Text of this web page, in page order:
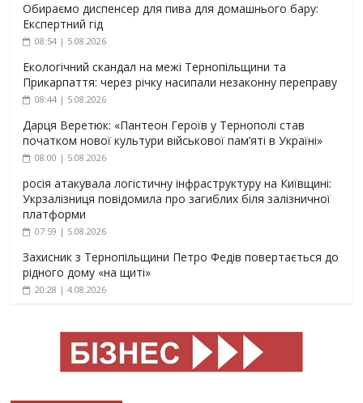
Обираємо диспенсер для пива для домашнього бару:
Експертний гід
08:54 | 5.08.2026
Екологічний скандал на межі Тернопільщини та
Прикарпаття: через річку насипали незаконну переправу
08:44 | 5.08.2026
Дарця Веретюк: «Пантеон Героїв у Тернополі став
початком нової культури військової пам’яті в Україні»
08:00 | 5.08.2026
росія атакувала логістичну інфраструктуру на Київщині:
Укрзалізниця повідомила про загиблих біля залізничної
платформи
07:59 | 5.08.2026
Захисник з Тернопільщини Петро Федів повертається до
рідного дому «на щиті»
20:28 | 4.08.2026